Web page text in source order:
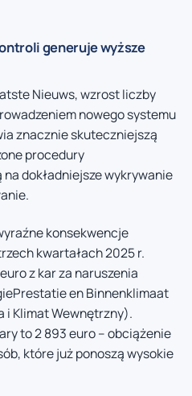
generuje wyższe
Nieuws, wzrost liczby
nowego systemu
znacznie skuteczniejszą
procedury
dokładniejsze wykrywanie
konsekwencje
kwartałach 2025 r.
z kar za naruszenia
en Binnenklimaat
i Klimat Wewnętrzny).
to 2 893 euro – obciążenie
które już ponoszą wysokie